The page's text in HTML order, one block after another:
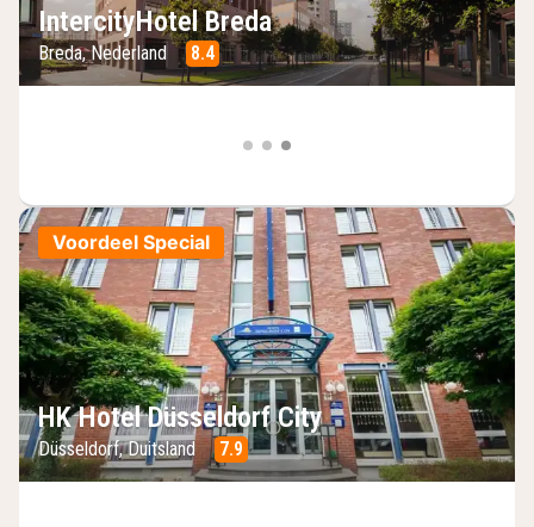
IntercityHotel Breda
Breda, Nederland 8.4
Voordeel Special
HK Hotel Düsseldorf City
Düsseldorf, Duitsland 7.9